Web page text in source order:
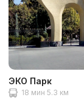
ЭКО Парк
18 мин 5.3 км